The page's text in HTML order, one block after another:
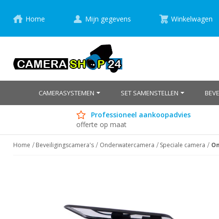
Home Mijn gegevens Winkelwagen
CAMERASYSTEMEN SET SAMENSTELLEN
Professioneel aankoopadvies
offerte op maat
Home Beveiligingscamera's Onderwatercamera Speciale camera